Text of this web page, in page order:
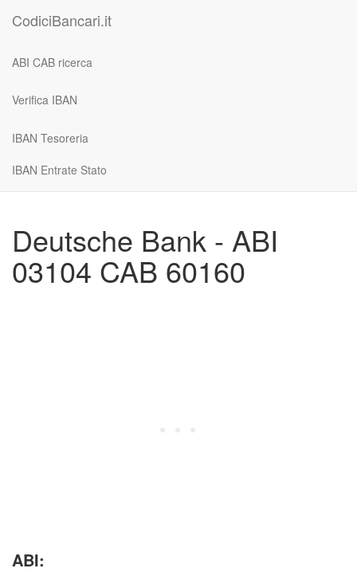
CodiciBancari.it
ABI CAB ricerca
Verifica IBAN
IBAN Tesoreria
IBAN Entrate Stato
Deutsche Bank - ABI
03104 CAB 60160
ABI: